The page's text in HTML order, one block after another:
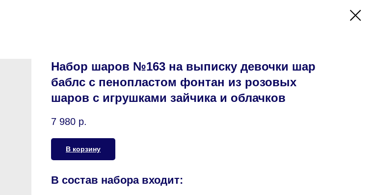
Набор шаров №163 на выписку девочки шар
баблс с пенопластом фонтан из розовых
шаров с игрушками зайчика и облачков
7 980 р.
В корзину
В состав набора входит: